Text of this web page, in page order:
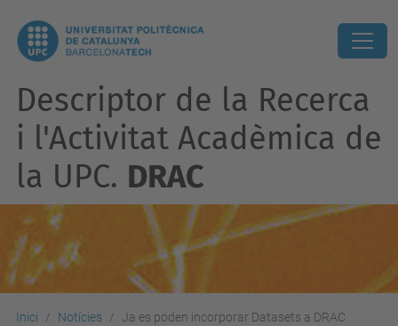
Descriptor de la Recerca
i l'Activitat Acadèmica de
la UPC. DRAC
Inici Notícies Ja es poden incorporar Datasets a DRAC